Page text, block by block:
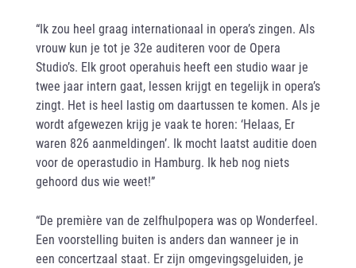
“Ik zou heel graag internationaal in opera’s zingen. Als
vrouw kun je tot je 32e auditeren voor de Opera
Studio’s. Elk groot operahuis heeft een studio waar je
twee jaar intern gaat, lessen krijgt en tegelijk in opera’s
zingt. Het is heel lastig om daartussen te komen. Als je
wordt afgewezen krijg je vaak te horen: ‘Helaas, Er
waren 826 aanmeldingen’. Ik mocht laatst auditie doen
voor de operastudio in Hamburg. Ik heb nog niets
gehoord dus wie weet!”
“De première van de zelfhulpopera was op Wonderfeel.
Een voorstelling buiten is anders dan wanneer je in
een concertzaal staat. Er zijn omgevingsgeluiden, je